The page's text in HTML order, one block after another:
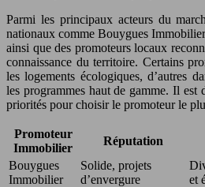
Parmi les principaux acteurs du
nationaux comme Bouygues
ainsi que des promoteurs locaux
connaissance du territoire. Certains
les logements écologiques, d’autres
les programmes haut de gamme. Il est
priorités pour choisir le promoteur le
Promoteur
Immobilier
Réputation
Bouygues
Immobilier
Solide, projets
d’envergure
et